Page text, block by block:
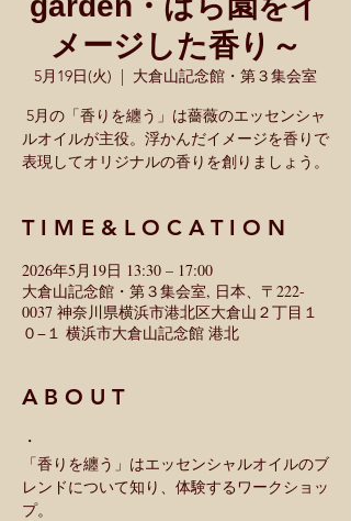
メージした香り～
5月19日(火)
  |
大倉山記念館・第３集会室
5月の「香りを纏う」は薔薇のエッセンシャ
ルオイルが主役。浮かんだイメージを香りで
表現してオリジナルの香りを創りましょう。
T I M E & L O C A T I O N
2026年5月19日 13:30 – 17:00
大倉山記念館・第３集会室, 日本、〒222-
0037 神奈川県横浜市港北区大倉山２丁目１
０−１ 横浜市大倉山記念館 港北
A B O U T
・
「香りを纏う」はエッセンシャルオイルのブ
レンドについて知り、体験するワークショッ
プ。